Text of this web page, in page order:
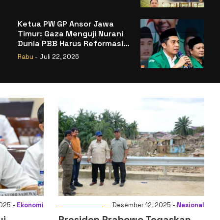
Ketua PW GP Ansor Jawa
Timur: Gaza Menguji Nurani
Dunia PBB Harus Reformasi
Total atau Kehilangan
Rabu - Juli 22, 2026
-Nasional Desember 14, 2025 -Ekonomi